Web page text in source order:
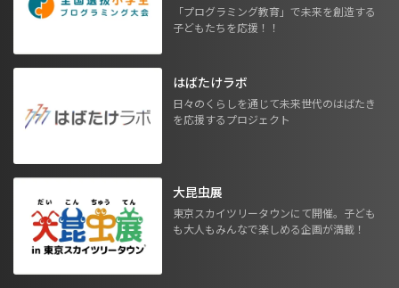
「プログラミング教育」で未来を創造する
子どもたちを応援！！
はばたけラボ
日々のくらしを通じて未来世代のはばたき
を応援するプロジェクト
大昆虫展
東京スカイツリータウンにて開催。子ども
も大人もみんなで楽しめる企画が満載！